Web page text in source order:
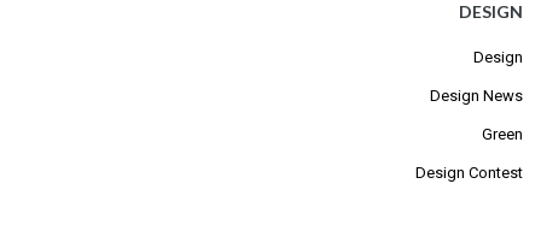
DESIGN
Design
Design News
Green
Design Contest